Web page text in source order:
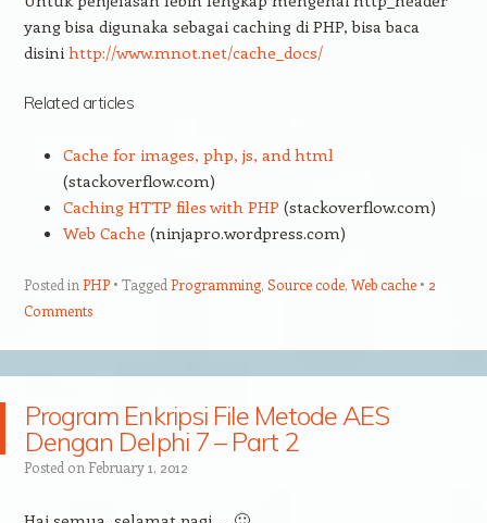
yang bisa digunaka sebagai caching di PHP, bisa baca
disini http://www.mnot.net/cache_docs/
Related articles
Cache for images, php, js, and html
(stackoverflow.com)
Caching HTTP files with PHP (stackoverflow.com)
Web Cache (ninjapro.wordpress.com)
Posted in PHP Tagged Programming, Source code, Web cache
2
Comments
Program Enkripsi File Metode AES
Dengan Delphi 7 – Part 2
Posted on February 1, 2012